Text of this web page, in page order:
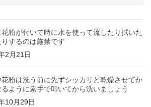
粉が付いて時に水を使って流したり拭いた
りするのは厳禁です
2月21日
粉は洗う前に先ずシッカリと乾燥させてか
るように素手で叩いてから洗いましょう
10月29日